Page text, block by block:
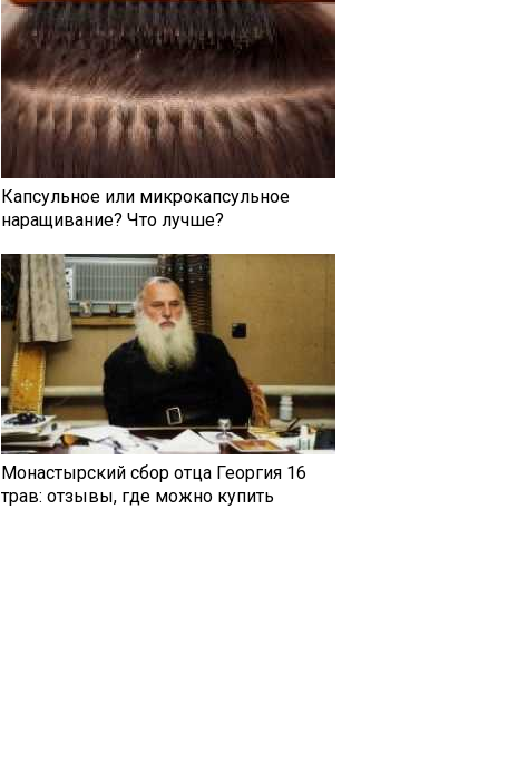
Капсульное или микрокапсульное
наращивание? Что лучше?
Монастырский сбор отца Георгия 16
трав: отзывы, где можно купить